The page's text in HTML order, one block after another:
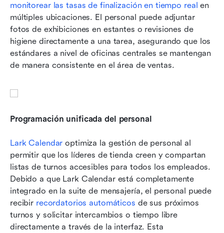
monitorear las tasas de finalización en tiempo real en
múltiples ubicaciones. El personal puede adjuntar
fotos de exhibiciones en estantes o revisiones de
higiene directamente a una tarea, asegurando que los
estándares a nivel de oficinas centrales se mantengan
de manera consistente en el área de ventas.
Programación unificada del personal
Lark Calendar optimiza la gestión de personal al
permitir que los líderes de tienda creen y compartan
listas de turnos accesibles para todos los empleados.
Debido a que Lark Calendar está completamente
integrado en la suite de mensajería, el personal puede
recibir recordatorios automáticos de sus próximos
turnos y solicitar intercambios o tiempo libre
directamente a través de la interfaz. Esta